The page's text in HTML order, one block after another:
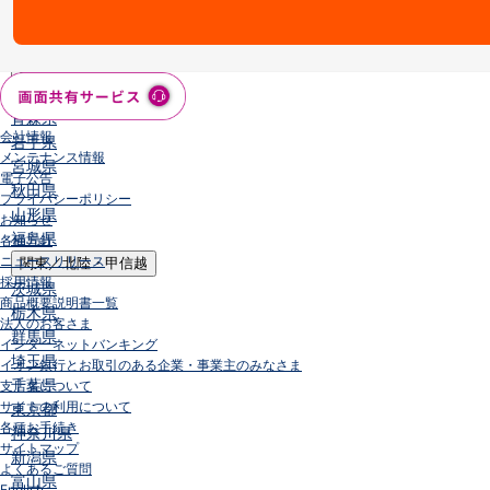
店舗
北海道・東北
北海道
青森県
岩手県
宮城県
秋田県
山形県
福島県
関東／北陸・甲信越
茨城県
栃木県
群馬県
埼玉県
千葉県
東京都
神奈川県
新潟県
富山県
会社情報
メンテナンス情報
電子公告
プライバシーポリシー
お知らせ
各種方針
ニュースリリース
採用情報
商品概要説明書一覧
法人のお客さま
インターネットバンキング
イオン銀行とお取引のある企業・事業主のみなさま
支店名について
サイトの利用について
各種お手続き
サイトマップ
よくあるご質問